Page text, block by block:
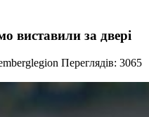
виставили за двері
Переглядів: 3065